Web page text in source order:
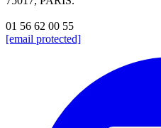
01 56 62 00 55
[email protected]